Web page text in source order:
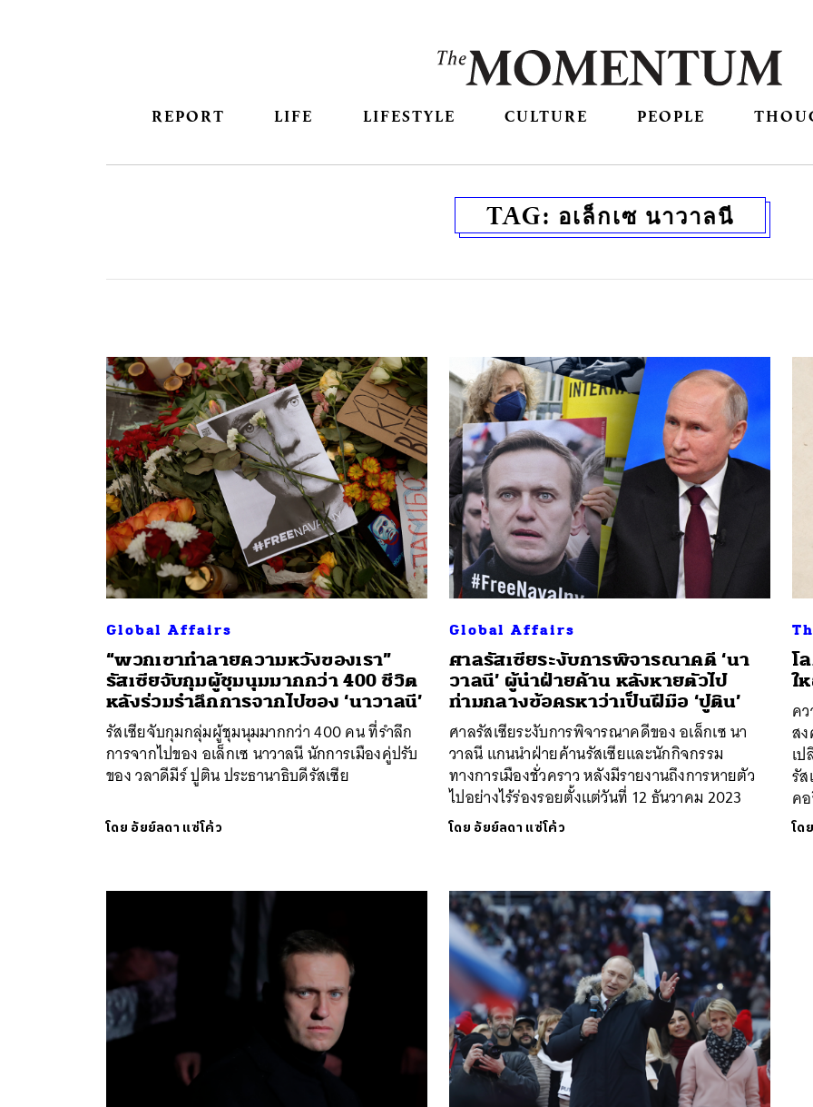
REPORT LIFE LIFESTYLE CULTURE PEOPLE
TAG: อเล็กเซ นาวาลนี
Global Affairs
“พวกเขาทำลายความหวังของเรา”
รัสเซียจับกุมผู้ชุมนุมมากกว่า 400 ชีวิต
หลังร่วมรำลึกการจากไปของ ‘นาวาลนี’
รัสเซียจับกุมกลุ่มผู้ชุมนุมมากกว่า 400 คน ที่รำลึก
การจากไปของ อเล็กเซ นาวาลนี นักการเมืองคู่ปรับ
ของ วลาดีมีร์ ปูติน ประธานาธิบดีรัสเซีย
โดย อัยย์ลดา แซ่โค้ว
Global Affairs
ศาลรัสเซียระงับการพิจารณาคดี ‘นา
วาลนี’ ผู้นำฝ่ายค้าน หลังหายตัวไป
ท่ามกลางข้อครหาว่าเป็นฝีมือ ‘ปูติน’
ศาลรัสเซียระงับการพิจารณาคดีของ อเล็กเซ นา
วาลนี แกนนำฝ่ายค้านรัสเซียและนักกิจกรรม
ทางการเมืองชั่วคราว หลังมีรายงานถึงการหายตัว
ไปอย่างไร้ร่องรอยตั้งแต่วันที่ 12 ธันวาคม 2023
โดย อัยย์ลดา แซ่โค้ว
โ
ใ
ค
ส
เ
รั
ค
โดย
SHARE TWEET LINE EMAIL